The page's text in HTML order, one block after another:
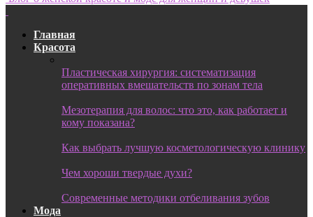
Главная
Красота
Пластическая хирургия: систематизация
оперативных вмешательств по зонам тела
Мезотерапия для волос: что это, как работает и
кому показана?
Как выбрать лучшую косметологическую клинику
Чем хороши твердые духи?
Современные методики отбеливания зубов
Мода